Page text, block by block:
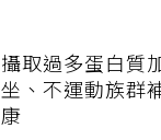
攝取過多蛋白質
坐、不運動族群
康